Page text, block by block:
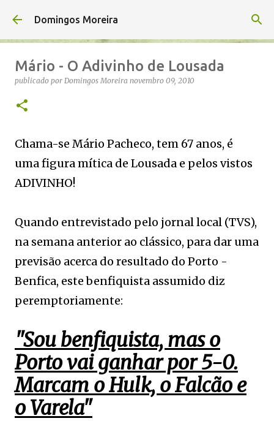
Avançar para o conteúdo principal
Domingos Moreira
Mário - O Adivinho de Lousada
publicado por Domingos Moreira novembro 09, 2010
Chama-se Mário Pacheco, tem 67 anos, é
uma figura mítica de Lousada e pelos vistos
ADIVINHO!
Quando entrevistado pelo jornal local (TVS),
na semana anterior ao clássico, para dar uma
previsão acerca do resultado do Porto -
Benfica, este benfiquista assumido diz
peremptoriamente:
"Sou benfiquista, mas o
Porto vai ganhar por 5-0.
Marcam o Hulk, o Falcão e
o Varela"